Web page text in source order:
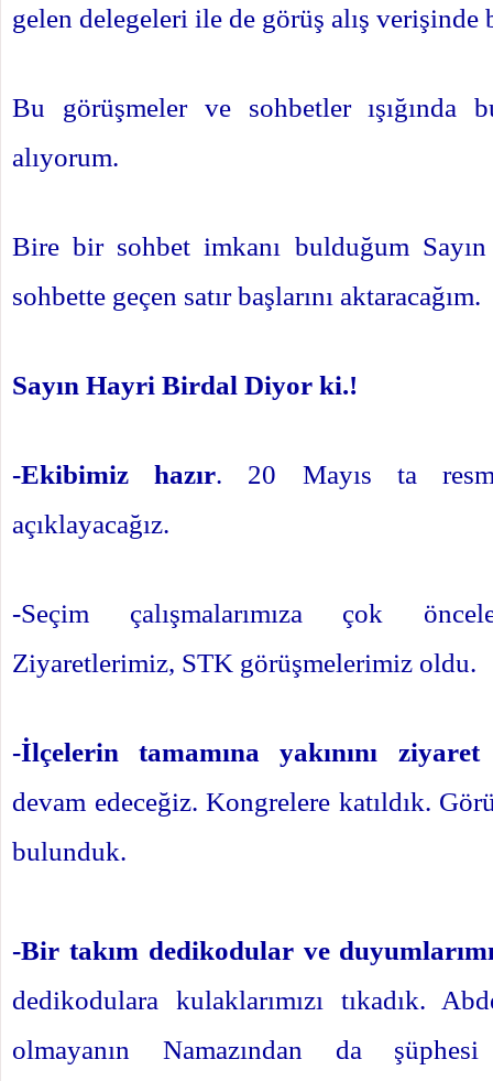
gelen delegeleri ile de görüş alış verişinde
Bu görüşmeler ve sohbetler ışığında
alıyorum.
Bire bir sohbet imkanı bulduğum
sohbette geçen satır başlarını aktaracağım.
Sayın Hayri Birdal Diyor ki.!
-Ekibimiz hazır. 20 Mayıs ta
açıklayacağız.
-Seçim çalışmalarımıza çok
Ziyaretlerimiz, STK görüşmelerimiz oldu.
-İlçelerin tamamına yakınını
devam edeceğiz. Kongrelere katıldık.
bulunduk.
-Bir takım dedikodular ve
dedikodulara kulaklarımızı tıkadık.
olmayanın Namazından da